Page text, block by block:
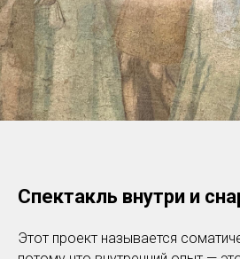
Спектакль внутри и
Этот проект называется